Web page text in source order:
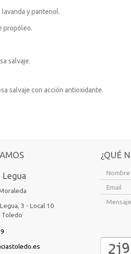
y pantenol.
propóleo.
salvaje.
salvaje con acción antioxidante.
Legua
3 - Local 10
Toledo
¿QUÉ